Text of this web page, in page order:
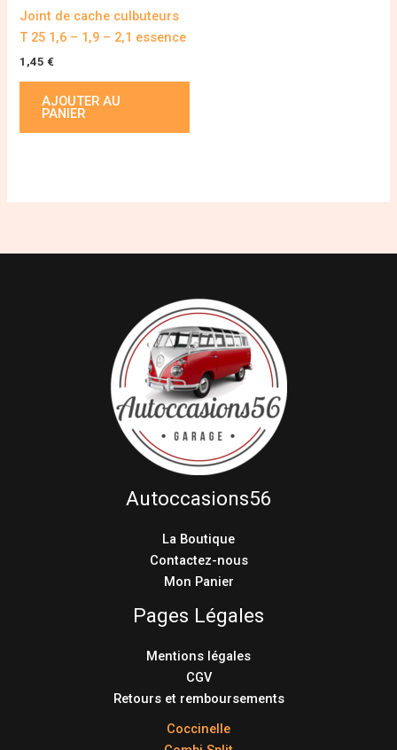
Joint de cache culbuteurs
T 25 1,6 – 1,9 – 2,1 essence
1,45 €
AJOUTER AU
PANIER
Autoccasions56
La Boutique
Contactez-nous
Mon Panier
Pages Légales
Mentions légales
CGV
Retours et remboursements
Coccinelle